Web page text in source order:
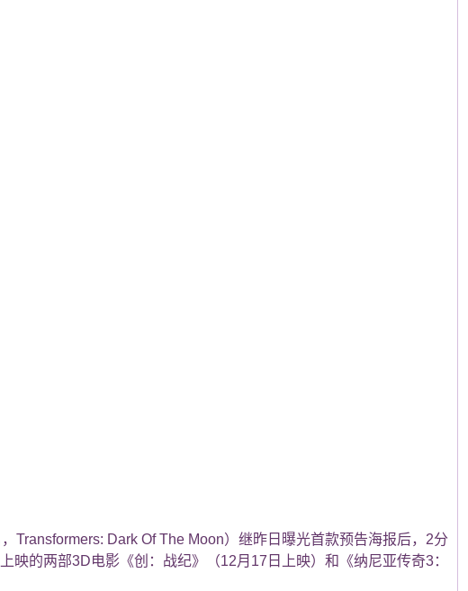
Dark Of The Moon）继昨日曝光首款预告海报后，2分
的两部3D电影《创：战纪》（12月17日上映）和《纳尼亚传奇3：